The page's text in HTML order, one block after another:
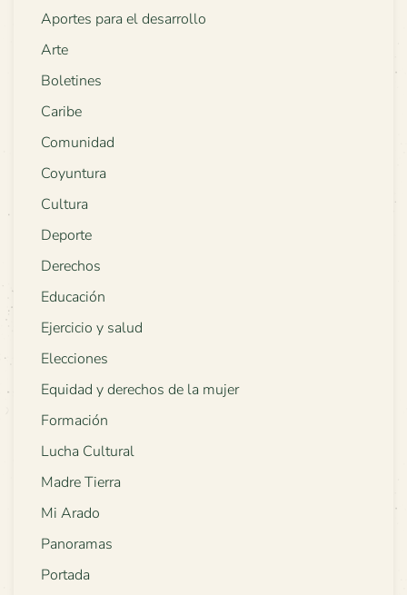
Aportes para el desarrollo
Arte
Boletines
Caribe
Comunidad
Coyuntura
Cultura
Deporte
Derechos
Educación
Ejercicio y salud
Elecciones
Equidad y derechos de la mujer
Formación
Lucha Cultural
Madre Tierra
Mi Arado
Panoramas
Portada